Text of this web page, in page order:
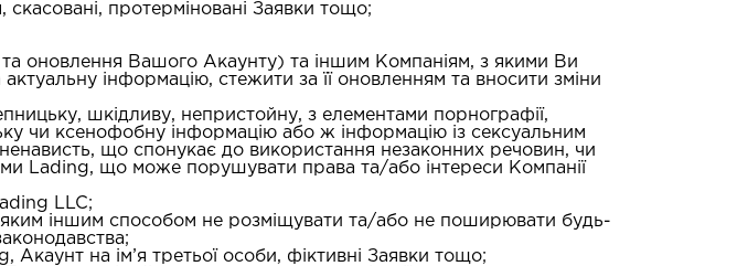
протерміновані Заявки тощо;
оновлення Вашого Акаунту) та іншим Компаніям, з якими Ви
інформацію, стежити за її оновленням та вносити зміни
шкідливу, непристойну, з елементами порнографії,
чи ксенофобну інформацію або ж інформацію із сексуальним
що спонукає до використання незаконних речовин, чи
Lading, що може порушувати права та/або інтереси Компанії
LLC;
іншим способом не розміщувати та/або не поширювати будь-
на ім’я третьої особи, фіктивні Заявки тощо;